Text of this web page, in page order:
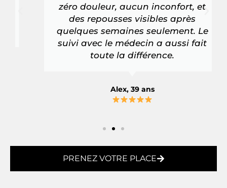
zéro douleur, aucun inconfort, et
des repousses visibles après
quelques semaines seulement. Le
suivi avec le médecin a aussi fait
toute la différence.
Alex, 39 ans
PRENEZ VOTRE PLACE